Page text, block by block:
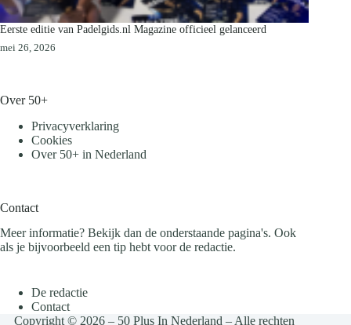
Eerste editie van Padelgids.nl Magazine officieel gelanceerd
mei 26, 2026
Over 50+
Privacyverklaring
Cookies
Over 50+ in Nederland
Contact
Meer informatie? Bekijk dan de onderstaande pagina's. Ook
als je bijvoorbeeld een tip hebt voor de redactie.
De redactie
Contact
Copyright © 2026 – 50 Plus In Nederland – Alle rechten